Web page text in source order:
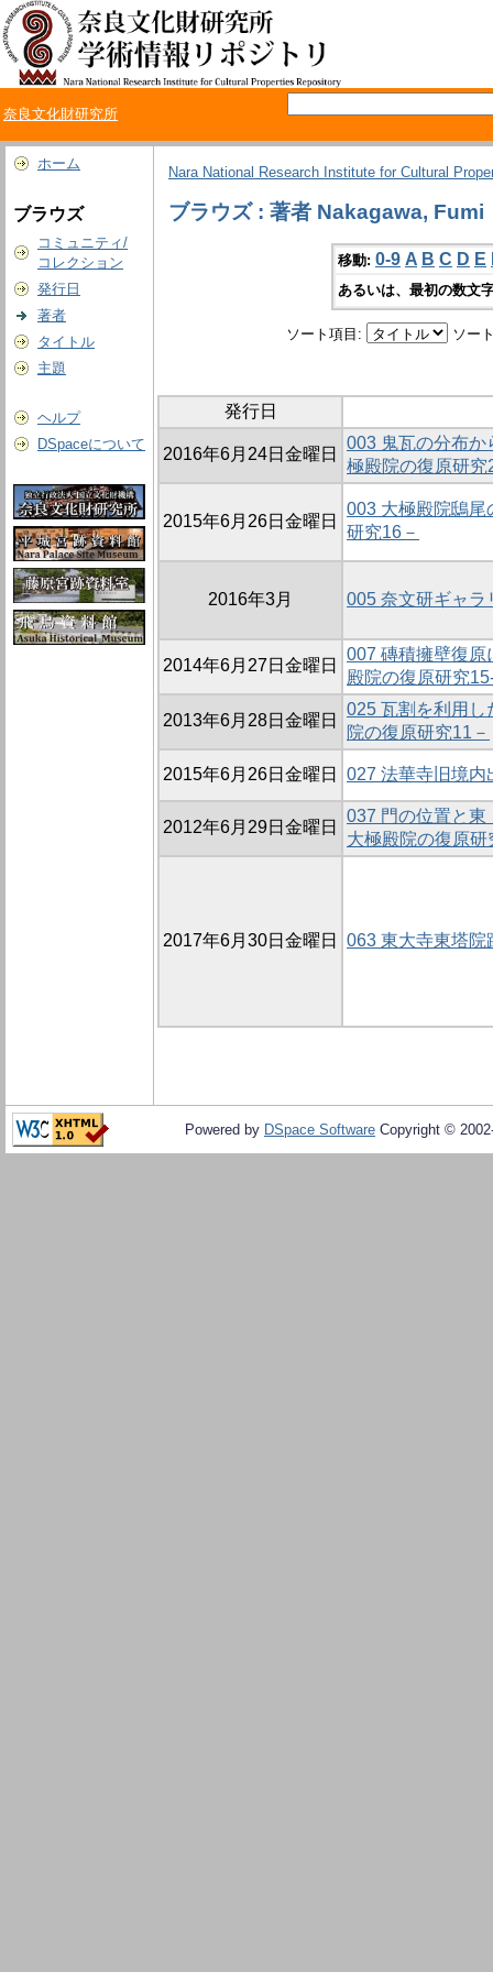
奈良文化財研究所
ホーム
ブラウズ
コミュニティ/
コレクション
発行日
著者
タイトル
主題
ヘルプ
DSpaceについて
Nara National Research Institute for Cultural
ブラウズ : 著者 Nakagawa, Fumi
移動: 0-9 A B C D E
あるいは、最初の数文
ソート項目: ソー
発行日
2016年6月24日金曜日
003 鬼瓦の分布
極殿院の復原研究
2015年6月26日金曜日
003 大極殿院鴟
研究16－
2016年3月 005 奈文研ギャラ
2014年6月27日金曜日
007 磚積擁壁復
殿院の復原研究
2013年6月28日金曜日
025 瓦割を利用し
院の復原研究11－
2015年6月26日金曜日 027 法華寺旧境内
2012年6月29日金曜日
037 門の位置と
大極殿院の復原研
2017年6月30日金曜日 063 東大寺東塔院
Powered by DSpace Software Copyright ©